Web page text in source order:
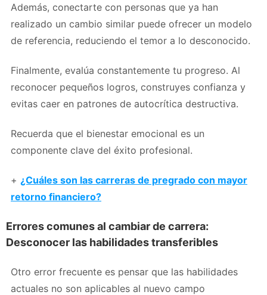
Además, conectarte con personas que ya han
realizado un cambio similar puede ofrecer un modelo
de referencia, reduciendo el temor a lo desconocido.
Finalmente, evalúa constantemente tu progreso. Al
reconocer pequeños logros, construyes confianza y
evitas caer en patrones de autocrítica destructiva.
Recuerda que el bienestar emocional es un
componente clave del éxito profesional.
+ ¿Cuáles son las carreras de pregrado con mayor
retorno financiero?
Errores comunes al cambiar de carrera:
Desconocer las habilidades transferibles
Otro error frecuente es pensar que las habilidades
actuales no son aplicables al nuevo campo